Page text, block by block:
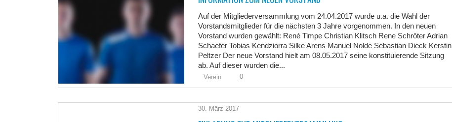
Auf der Mitgliederversammlung vom 24.04.2017 wurde u.a. die Wahl der
Vorstandsmitglieder für die nächsten 3 Jahre vorgenommen. In den neuen
Vorstand wurden gewählt: René Timpe Christian Klitsch Rene Schröter Adrian
Schaefer Tobias Kendziorra Silke Arens Manuel Nolde Sebastian Dieck Kerstin
Peltzer Der neue Vorstand hielt am 08.05.2017 seine konstituierende Sitzung
ab. Auf dieser wurden die...
Verein 0
30. März 2017